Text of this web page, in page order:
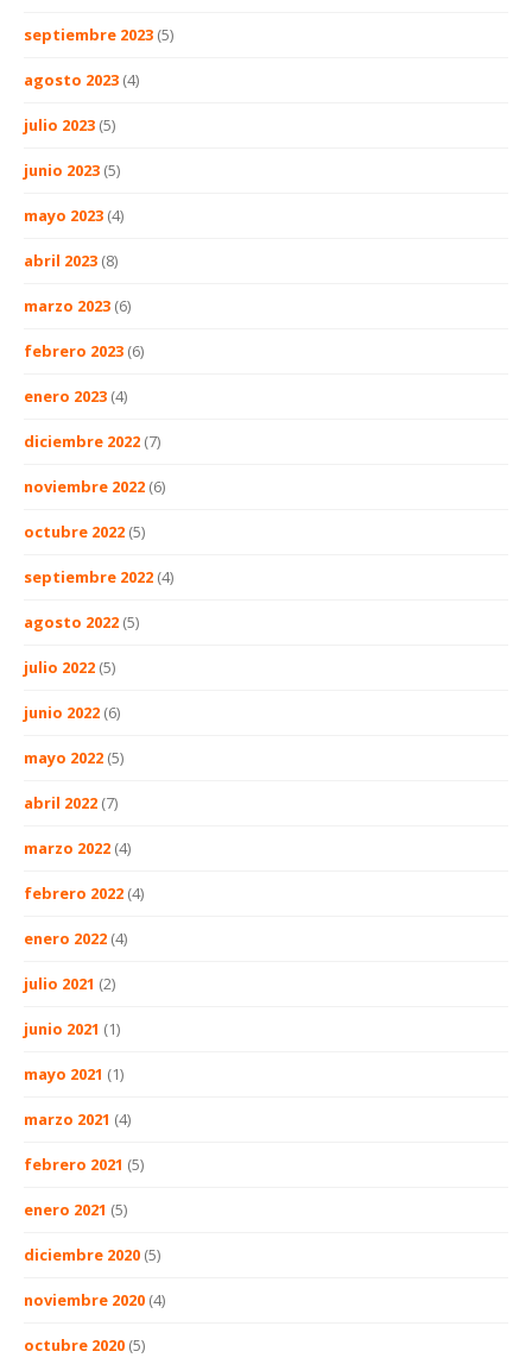
septiembre 2023 (5)
agosto 2023 (4)
julio 2023 (5)
junio 2023 (5)
mayo 2023 (4)
abril 2023 (8)
marzo 2023 (6)
febrero 2023 (6)
enero 2023 (4)
diciembre 2022 (7)
noviembre 2022 (6)
octubre 2022 (5)
septiembre 2022 (4)
agosto 2022 (5)
julio 2022 (5)
junio 2022 (6)
mayo 2022 (5)
abril 2022 (7)
marzo 2022 (4)
febrero 2022 (4)
enero 2022 (4)
julio 2021 (2)
junio 2021 (1)
mayo 2021 (1)
marzo 2021 (4)
febrero 2021 (5)
enero 2021 (5)
diciembre 2020 (5)
noviembre 2020 (4)
octubre 2020 (5)